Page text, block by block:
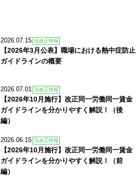
2026.07.15 法改正情報
【2026年3月公表】職場における熱中症防止
ガイドラインの概要
2026.07.01 法改正情報
【2026年10月施行】改正同一労働同一賃金
ガイドラインを分かりやすく解説！（後
編）
2026.06.15 法改正情報
【2026年10月施行】改正同一労働同一賃金
ガイドラインを分かりやすく解説！（前
編）